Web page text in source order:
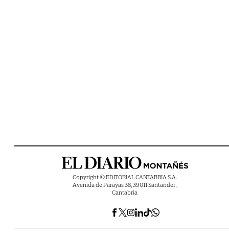
Copyright © EDITORIAL CANTABRIA S.A.
Avenida de Parayas 38, 39011 Santander ,
Cantabria